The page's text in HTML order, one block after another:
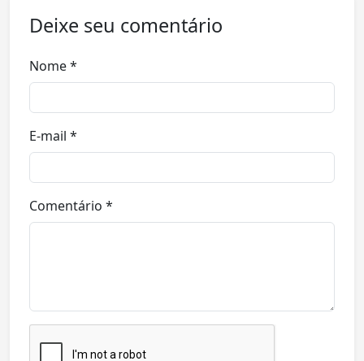
Deixe seu comentário
Nome *
E-mail *
Comentário *